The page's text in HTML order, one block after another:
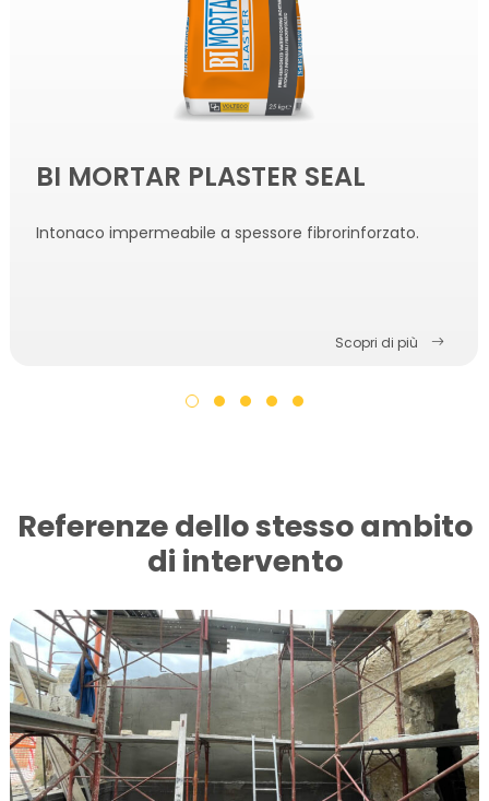
BI MORTAR PLASTER SEAL
Intonaco impermeabile a spessore fibrorinforzato.
Scopri di più
Referenze dello stesso ambito
di intervento